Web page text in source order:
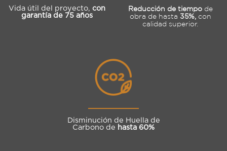
Vida útil del proyecto, con
garantía de 75 años
Reducción de tiempo de
obra de hasta 35%, con
calidad superior.
Disminución de Huella de
Carbono de hasta 60%